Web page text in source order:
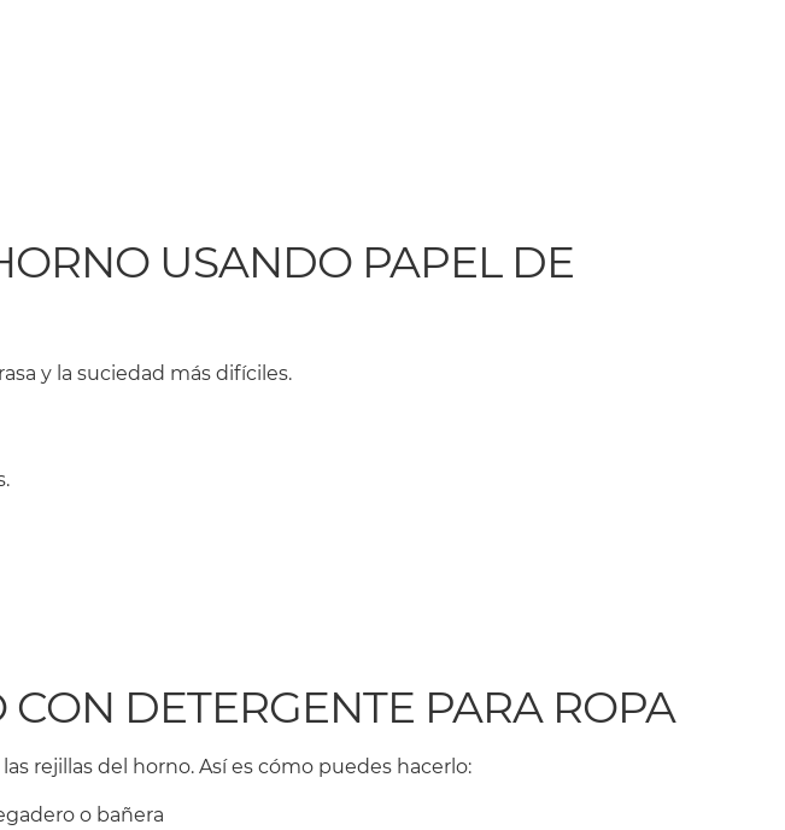
USANDO PAPEL DE
y la suciedad más difíciles.
DETERGENTE PARA ROPA
rejillas del horno. Así es cómo puedes hacerlo:
o bañera